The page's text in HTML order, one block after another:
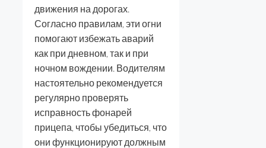
движения на дорогах.
Согласно правилам, эти огни
помогают избежать аварий
как при дневном, так и при
ночном вождении. Водителям
настоятельно рекомендуется
регулярно проверять
исправность фонарей
прицепа, чтобы убедиться, что
они функционируют должным